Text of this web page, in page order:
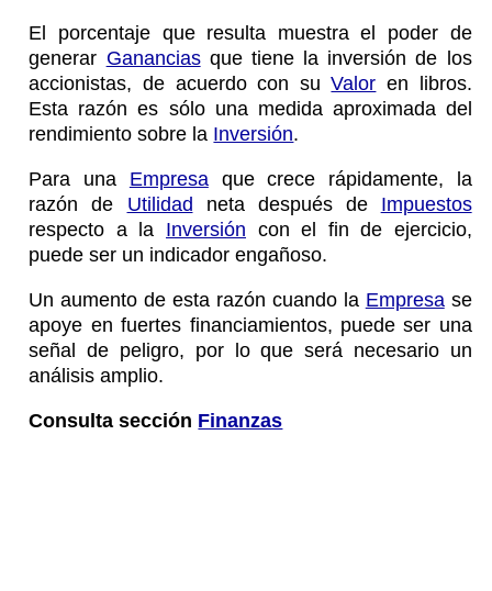
El porcentaje que resulta muestra el poder de
generar Gananciasque tiene la inversión de los
accionistas, de acuerdo con suValor en libros.
Esta razón es sólo una medida aproximada del
rendimiento sobre la Inversión.
Para una Empresaque crece rápidamente, la
razón de Utilidad neta después de Impuestos
respecto a la Inversión con el fin de ejercicio,
puede ser un indicador engañoso.
Un aumento de esta razón cuando la Empresase
apoye en fuertes financiamientos, puede ser una
señal de peligro, por lo que será necesario un
análisis amplio.
Consulta sección Finanzas